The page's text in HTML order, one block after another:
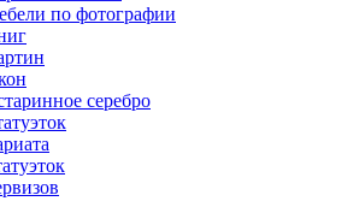
по фотографии
серебро